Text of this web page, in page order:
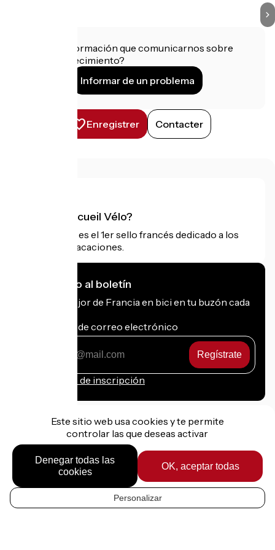
ES
¿Tienes información que comunicarnos sobre
este establecimiento?
Informar de un problema
Enregistrer Contacter
¿Qué es Accueil Vélo?
Accueil Vélo es el 1er sello francés dedicado a los
ciclistas de vacaciones.
Me suscribo al boletín
Recibe lo mejor de Francia en bici en tu buzón cada
Mi dirección de correo electrónico
electrónico
Condiciones de inscripción
Financiado en el marco de Destination France
Información jurídica
Este sitio web usa cookies y te permite
controlar las que deseas activar
OK, aceptar todas
Denegar todas las
cookies
Personalizar